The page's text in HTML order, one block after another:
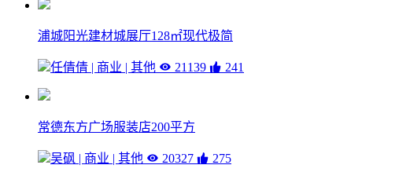
浦城阳光建材城展厅128㎡现代极简
任倩倩 | 商业 | 其他 21139 241
常德东方广场服装店200平方
吴砜 | 商业 | 其他 20327 275